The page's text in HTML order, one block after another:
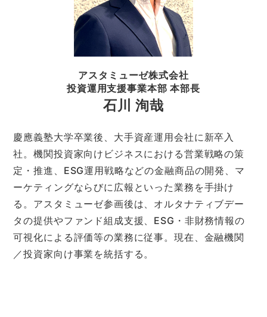
アスタミューゼ株式会社
投資運用支援事業本部 本部長
石川 洵哉
慶應義塾大学卒業後、大手資産運用会社に新卒入
社。機関投資家向けビジネスにおける営業戦略の策
定・推進、ESG運用戦略などの金融商品の開発、マ
ーケティングならびに広報といった業務を手掛け
る。アスタミューゼ参画後は、オルタナティブデー
タの提供やファンド組成支援、ESG・非財務情報の
可視化による評価等の業務に従事。現在、金融機関
／投資家向け事業を統括する。